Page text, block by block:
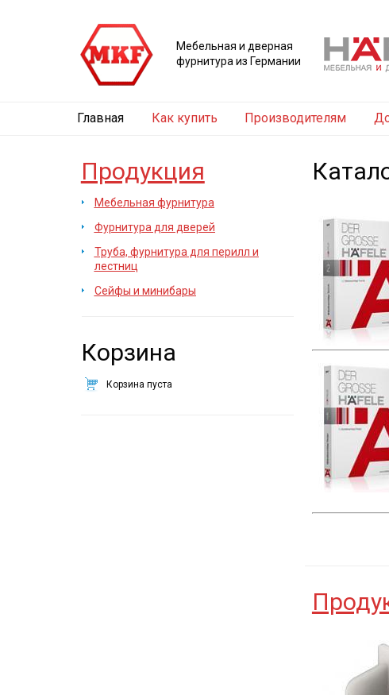
Мебельная и дверная
фурнитура из Германии
Главная Как купить Производителям
Продукция
Мебельная фурнитура
Фурнитура для дверей
Труба, фурнитура для перилл и
лестниц
Сейфы и минибары
Корзина
Корзина пуста